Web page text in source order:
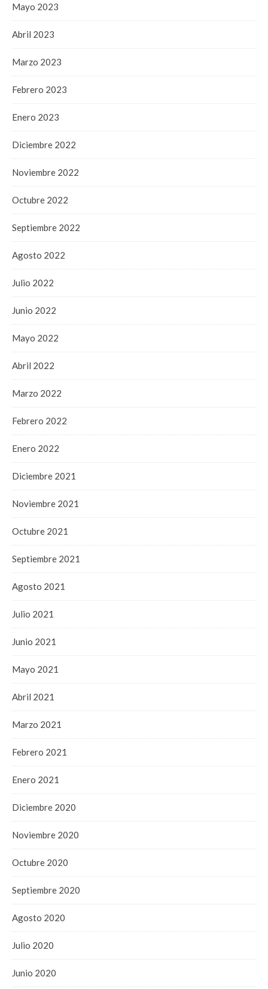
Mayo 2023
Abril 2023
Marzo 2023
Febrero 2023
Enero 2023
Diciembre 2022
Noviembre 2022
Octubre 2022
Septiembre 2022
Agosto 2022
Julio 2022
Junio 2022
Mayo 2022
Abril 2022
Marzo 2022
Febrero 2022
Enero 2022
Diciembre 2021
Noviembre 2021
Octubre 2021
Septiembre 2021
Agosto 2021
Julio 2021
Junio 2021
Mayo 2021
Abril 2021
Marzo 2021
Febrero 2021
Enero 2021
Diciembre 2020
Noviembre 2020
Octubre 2020
Septiembre 2020
Agosto 2020
Julio 2020
Junio 2020